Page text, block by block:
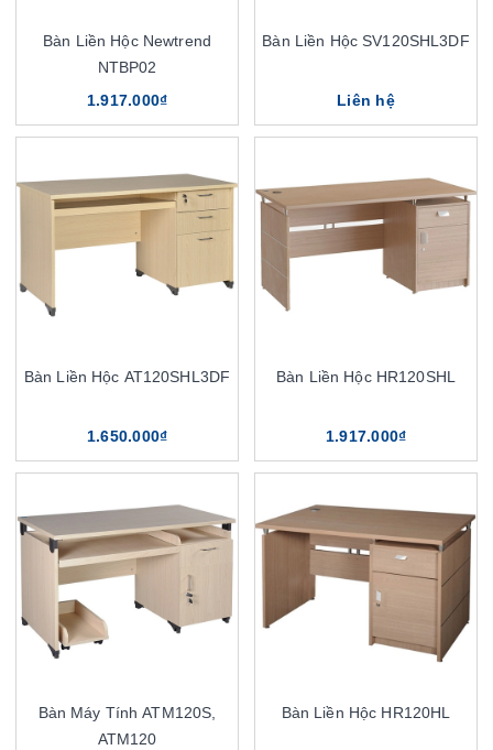
Bàn Liền Hộc Newtrend
NTBP02
1.917.000₫
Bàn Liền Hộc SV120SHL3DF
Liên hệ
Bàn Liền Hộc AT120SHL3DF
1.650.000₫
Bàn Liền Hộc HR120SHL
1.917.000₫
Bàn Máy Tính ATM120S,
ATM120
Bàn Liền Hộc HR120HL